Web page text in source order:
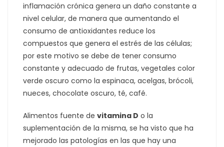
inflamación crónica genera un daño constante a
nivel celular, de manera que aumentando el
consumo de antioxidantes reduce los
compuestos que genera el estrés de las células;
por este motivo se debe de tener consumo
constante y adecuado de frutas, vegetales color
verde oscuro como la espinaca, acelgas, brócoli,
nueces, chocolate oscuro, té, café.
Alimentos fuente de vitamina D o la
suplementación de la misma, se ha visto que ha
mejorado las patologías en las que hay una